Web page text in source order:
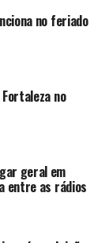
no feriado
no
geral em
entre as rádios